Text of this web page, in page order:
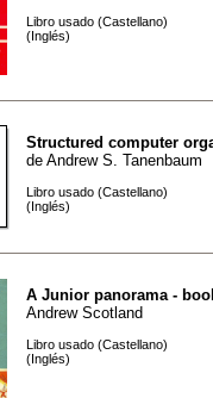
Libro usado (Castellano)
(Inglés)
Structured computer
de Andrew S. Tanenbaum
Libro usado (Castellano)
(Inglés)
A Junior panorama -
Andrew Scotland
Libro usado (Castellano)
(Inglés)